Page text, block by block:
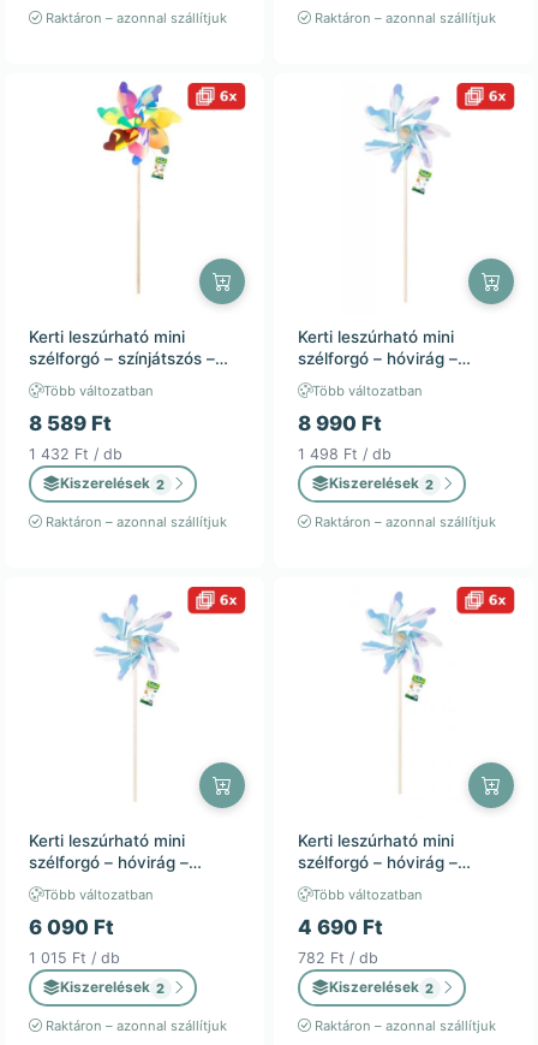
Raktáron – azonnal szállítjuk Raktáron – azonnal szállítjuk
Kerti leszúrható mini
szélforgó – színjátszós –
32x75cm – kültéri
dekoráció / 6db
Több változatban
8 589 Ft
1 432 Ft / db
Kiszerelések 2
Raktáron – azonnal szállítjuk
Kerti leszúrható mini
szélforgó – hóvirág –
32x75cm – kültéri
dekoráció / 6db
Több változatban
8 990 Ft
1 498 Ft / db
Kiszerelések 2
Raktáron – azonnal szállítjuk
Kerti leszúrható mini
szélforgó – hóvirág –
24x56cm – kültéri
dekoráció / 6db
Több változatban
6 090 Ft
1 015 Ft / db
Kiszerelések 2
Raktáron – azonnal szállítjuk
Kerti leszúrható mini
szélforgó – hóvirág –
18x48cm – kültéri
dekoráció / 6db
Több változatban
4 690 Ft
782 Ft / db
Kiszerelések 2
Raktáron – azonnal szállítjuk